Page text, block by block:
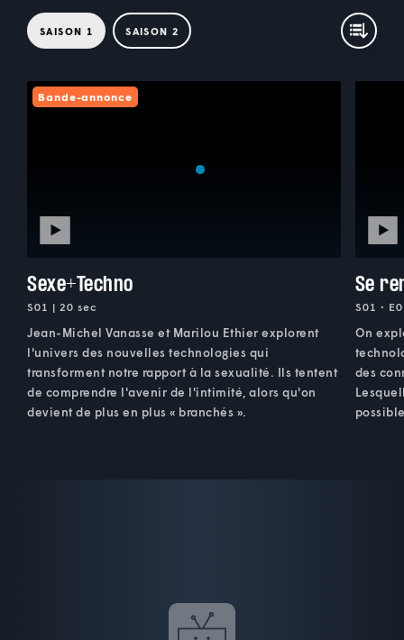
SAISON 1 SAISON 2
Bande-annonce
Sexe+Techno
S01 | 20 sec
Jean-Michel Vanasse et Marilou Ethier explorent
l'univers des nouvelles technologies qui
transforment notre rapport à la sexualité. Ils tentent
de comprendre l'avenir de l'intimité, alors qu'on
devient de plus en plus « branchés ».
Se
S01 •
On
des